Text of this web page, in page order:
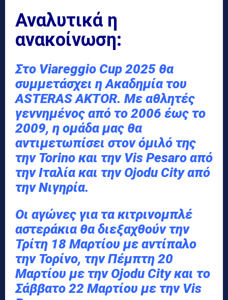
Αναλυτικά η
ανακοίνωση:
Στο Viareggio Cup 2025 θα
συμμετάσχει η Ακαδημία του
ASTERAS AKTOR. Με αθλητές
γεννημένος από το 2006 έως το
2009, η ομάδα μας θα
αντιμετωπίσει στον όμιλό της
την Torino και την Vis Pesaro από
την Ιταλία και την Ojodu City από
την Νιγηρία.
Οι αγώνες για τα κιτρινομπλέ
αστεράκια θα διεξαχθούν την
Τρίτη 18 Μαρτίου με αντίπαλο
την Τορίνο, την Πέμπτη 20
Μαρτίου με την Ojodu City και το
Σάββατο 22 Μαρτίου με την Vis